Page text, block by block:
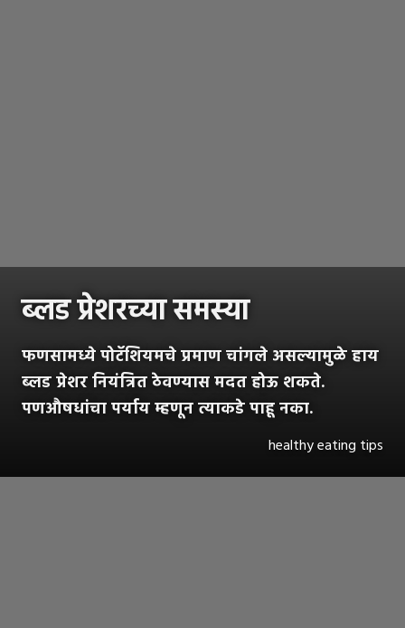
ब्लड प्रेशरच्या समस्या
फणसामध्ये पोटॅशियमचे प्रमाण चांगले असल्यामुळे हाय
ब्लड प्रेशर नियंत्रित ठेवण्यास मदत होऊ शकते.
पणऔषधांचा पर्याय म्हणून त्याकडे पाहू नका.
healthy eating tips